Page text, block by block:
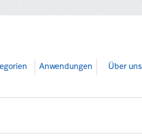
Anwendungen Über uns